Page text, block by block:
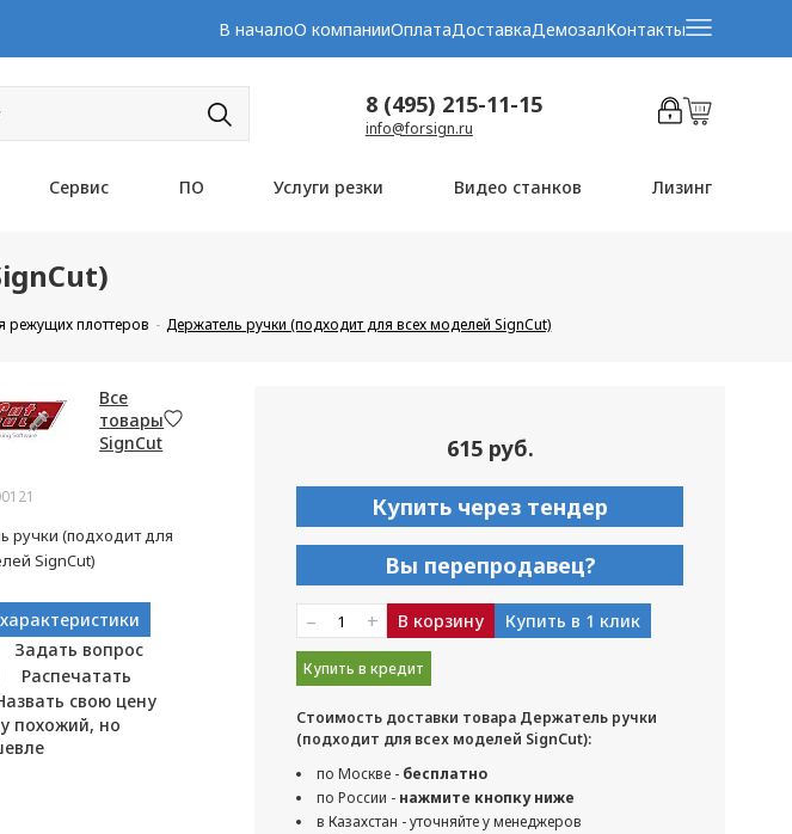
В началоО компанииОплатаДоставкаДемозалКонтакты
8 (495) 215-11-15
info@forsign.ru
Сервис ПО Услуги резки Видео станков Лизинг
режущих плоттеров Держатель ручки (подходит для всех моделей SignCut)
Все
товары
SignCut
ручки (подходит для
SignCut)
Задать вопрос
Распечатать
свою цену
похожий, но
615 руб.
Купить через тендер
Вы перепродавец?
– + В корзину Купить в 1 клик
Купить в кредит
Стоимость доставки товара Держатель ручки
(подходит для всех моделей SignCut):
по Москве - бесплатно
по России - нажмите кнопку ниже
в Казахстан - уточняйте у менеджеров